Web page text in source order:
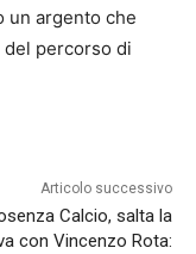
un argento che
del percorso di
Articolo successivo
Calcio, salta la
con Vincenzo Rota: